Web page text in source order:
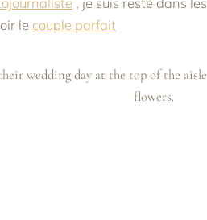
le couple parfait